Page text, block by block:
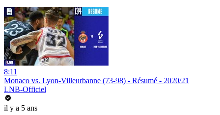
8:11
Monaco vs. Lyon-Villeurbanne (73-98) - Résumé - 2020/21
LNB-Officiel
il y a 5 ans